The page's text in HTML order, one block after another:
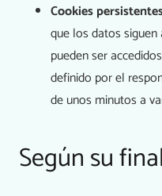
Cookies
que los datos
pueden ser
definido por el
de unos minutos a
Según su